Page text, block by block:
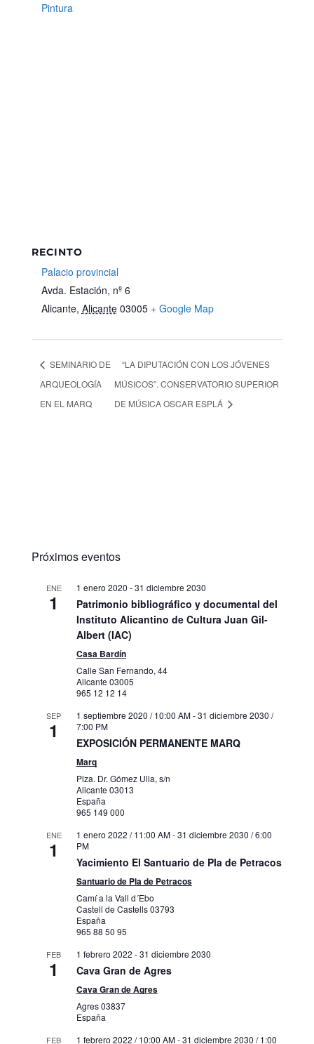
Pintura
RECINTO
Palacio provincial
Avda. Estación, nº 6
Alicante, Alicante 03005 + Google Map
SEMINARIO DE
ARQUEOLOGÍA
EN EL MARQ
“LA DIPUTACIÓN CON LOS JÓVENES
MÚSICOS”. CONSERVATORIO SUPERIOR
DE MÚSICA OSCAR ESPLÁ
Próximos eventos
ENE
1
1 enero 2020 -31 diciembre 2030
Patrimonio bibliográfico y documental del
Instituto Alicantino de Cultura Juan Gil-
Albert (IAC)
Casa Bardín
Calle San Fernando, 44
Alicante 03005
965 12 12 14
SEP
1
1 septiembre 2020 / 10:00 AM-31 diciembre 2030 /
7:00 PM
EXPOSICIÓN PERMANENTE MARQ
Marq
Plza. Dr. Gómez Ulla, s/n
Alicante 03013
España
965 149 000
ENE
1
1 enero 2022 / 11:00 AM-31 diciembre 2030 / 6:00
PM
Yacimiento El Santuario de Pla de Petracos
Santuario de Pla de Petracos
Camí a la Vall d´Ebo
Castell de Castells03793
España
965 88 50 95
FEB
1
1 febrero 2022 -31 diciembre 2030
Cava Gran de Agres
Cava Gran de Agres
Agres03837
España
FEB 1 febrero 2022 / 10:00 AM-31 diciembre 2030 / 1:00